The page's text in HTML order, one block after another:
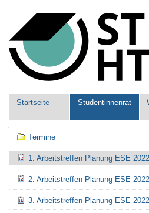
Werkzeuge
Sektionen
Startseite Studentinnenrat
Navigation
Termine
1. Arbeitstreffen Planung ESE 2022
2. Arbeitstreffen Planung ESE 2022
3. Arbeitstreffen Planung ESE 2022